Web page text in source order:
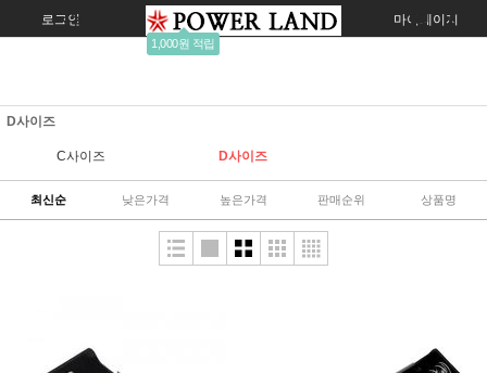
로그인 회원가입
1,000원 적립
주문조회 마이페이지
D사이즈
C사이즈 D사이즈
최신순 낮은가격 높은가격 판매순위 상품명